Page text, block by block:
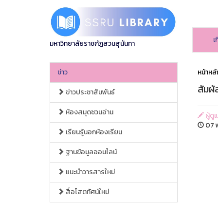
มหาวิทยาลัยราชภัฏสวนสุนันทา
ข่าว
ข่าวประชาสัมพันธ์
ห้องสมุดชวนอ่าน
เรียนรู้นอกห้องเรียน
ฐานข้อมูลออนไลน์
แนะนำวารสารใหม่
สื่อโสตทัศน์ใหม่
หน้าห
สัมผั
ผู้ดูแ
07